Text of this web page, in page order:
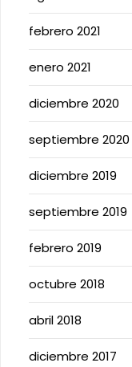
febrero 2021
enero 2021
diciembre 2020
septiembre 2020
diciembre 2019
septiembre 2019
febrero 2019
octubre 2018
abril 2018
diciembre 2017